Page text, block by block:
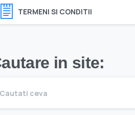
TERMENI SI CONDITII
in site: